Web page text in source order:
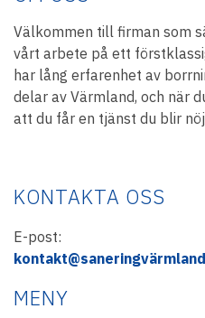
Välkommen till firman som
vårt arbete på ett
har lång erfarenhet av
delar av Värmland, och när
att du får en tjänst du blir
KONTAKTA OSS
E-post:
MENY